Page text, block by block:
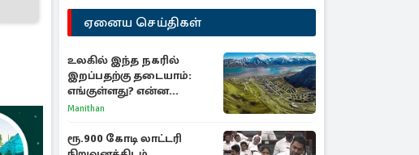
ஏனைய செய்திகள்
உலகில் இந்த நகரில்
இறப்பதற்கு தடையாம்:
எங்குள்ளது? என்ன
காரணம் தெரியுமா?
Manithan
ரூ.900 கோடி லாட்டரி